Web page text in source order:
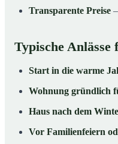
Transparente Preise
Typische
Start in die warme
Wohnung gründlich
Haus nach dem
Vor Familienfeiern